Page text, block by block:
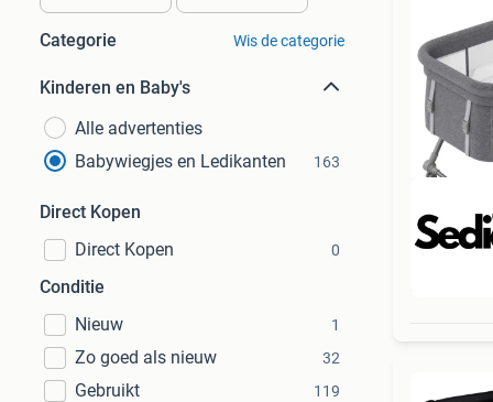
Categorie Wis de categorie
Kinderen en Baby's
Alle advertenties
Babywiegjes en Ledikanten
163
Direct Kopen
Direct Kopen
0
Conditie
Nieuw
1
Zo goed als nieuw 32
Gebruikt 119